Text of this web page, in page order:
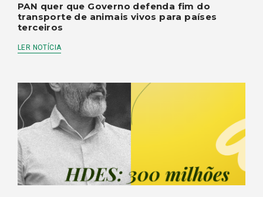
PAN quer que Governo defenda fim do
transporte de animais vivos para países
terceiros
LER NOTÍCIA